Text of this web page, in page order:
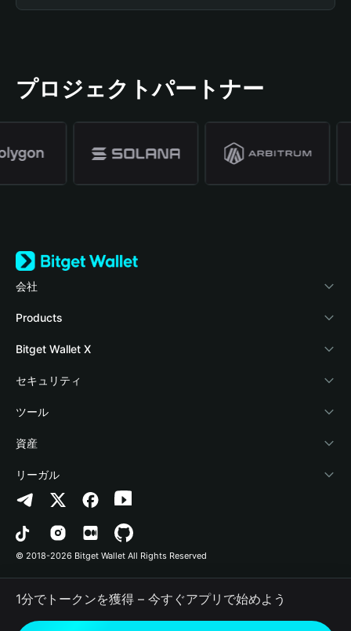
プロジェクトパートナー
会社
Bitget Walletについて
ブログ
アカデミー
暗号資産ニュース
Help Center
お問い合わせ
ブランドリソース
キャリア
Products
Crypto Card
Stablecoin Earn
Payfi Crypto
Crypto Swap API
Altcoin Season Index
Prediction Markets
DApp
RWA
Bitget Wallet X
デベロッパー
ウォレットを接続
Bitget Wallet Pay
プロジェクトを掲載
セキュリティ
保護基金
セキュリティ技術
ツール
暗号資産を購入
認証検出
コントラクト検出
一括送金
資産
Arbitrum
Avalanche
Bitcoin
Polygon
リーガル
プライバシーポリシー
利用規約
© 2018-2026 Bitget Wallet All Rights Reserved
1分でトークンを獲得 – 今すぐアプリで始めよう